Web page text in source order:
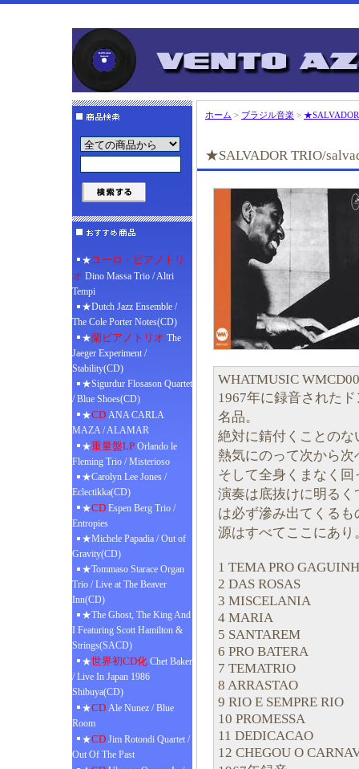
★ユーロ・ピアノトリ
オ Dino Massa Trio / Altri
Tempi
★Dutch Jazz Ensemble /
The Cole Porter Notes(CD)
★蘭ピアノトリオ The
Jaeger Experiment /
Stability(CD)
★Sigurdur Flosason Quartet
/ Blue Shoes(CD)
★CD ANA CARLA
MAZA / ALAMAR
★重量盤LP Orlando le
Fleming Trio / Misterioso
★Carolyn Lee Jones /
Eclectikka(CD)
★CD Espen Berg Trio /
Entropies
★Michele Papadia / Out of
Gravity(CD)
★Tommaso Starace Organ
Trio / Live at The Beaver
Inn(CD)
★The Ghost, The King And
I Featuring Scott Hamilton &
Strings(SACD)
★世界初CD化 Chet Baker
/ Live In Japan 1986
Shibuya(CD)
★CD Ale Nunez / Blue
Room
★CD Jim Rotondi Quartet /
Out Of The Past
ホーム > ブラジル音楽 >
★SALVADOR TRIO/
WHATMUSIC
1967年に録音された
名品。
絶対に錆付くことの
熱気にのって次から
そして全身くまなく
演奏は底抜けに明る
は必ず滲み出てくるも
源はすべてここにあり
1 TEMA PRO
2 DAS ROSAS
3 MISCELANIA
4 MARIA
5 SANTAREM
6 PRO BATERA
7 TEMATRIO
8 ARRASTAO
9 RIO E SEMPRE RIO
10 PROMESSA
11 DEDICACAO
12 CHEGOU O